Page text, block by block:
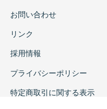
お問い合わせ
リンク
採用情報
プライバシーポリシー
特定商取引に関する表示